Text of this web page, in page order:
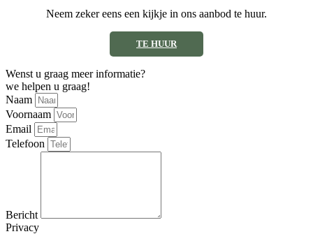
Neem zeker eens een kijkje in ons aanbod te huur.
TE HUUR
Wenst u graag meer informatie?
we helpen u graag!
Naam
Voornaam
Email
Telefoon
Bericht
Privacy